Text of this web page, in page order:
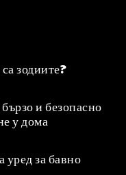
зодиите?
и безопасно
у дома
уред за бавно